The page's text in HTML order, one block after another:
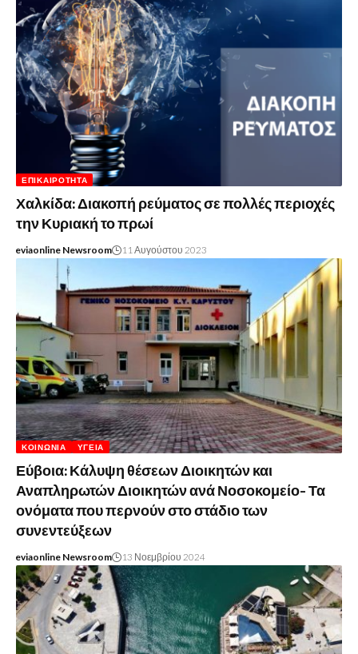
ΕΠΙΚΑΙΡΌΤΗΤΑ
Χαλκίδα: Διακοπή ρεύματος σε πολλές περιοχές
την Κυριακή το πρωί
eviaonline Newsroom 11 Αυγούστου 2023
ΚΟΙΝΩΝΊΑ ΥΓΕΊΑ
Εύβοια: Κάλυψη θέσεων Διοικητών και
Αναπληρωτών Διοικητών ανά Νοσοκομείο- Τα
ονόματα που περνούν στο στάδιο των
συνεντεύξεων
eviaonline Newsroom 13 Νοεμβρίου 2024